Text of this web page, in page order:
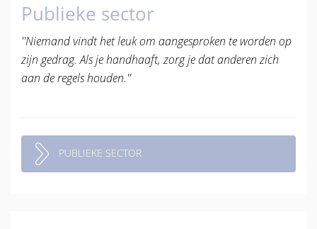
Publieke sector
''Niemand vindt het leuk om aangesproken te worden op
zijn gedrag. Als je handhaaft, zorg je dat anderen zich
aan de regels houden.''
PUBLIEKE SECTOR